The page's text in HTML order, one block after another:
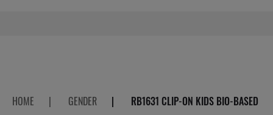
HOME | GENDER | RB1631 CLIP-ON KIDS BIO-BASED